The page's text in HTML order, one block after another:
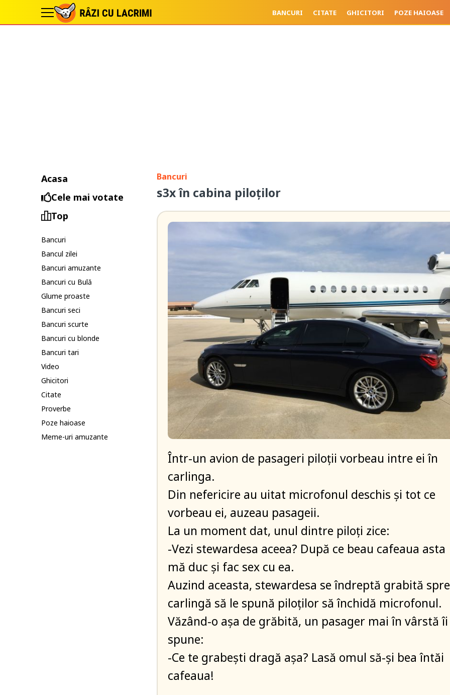
BANCURI CITATE GHICITORI POZE HAIOASE
Acasa
Cele mai votate
Top
Bancuri
Bancul zilei
Bancuri amuzante
Bancuri cu Bulă
Glume proaste
Bancuri seci
Bancuri scurte
Bancuri cu blonde
Bancuri tari
Video
Ghicitori
Citate
Proverbe
Poze haioase
Meme-uri amuzante
Bancuri
s3x în cabina piloților
Într-un avion de pasageri piloții vorbeau intre ei în
carlinga.
Din nefericire au uitat microfonul deschis şi tot ce
vorbeau ei, auzeau pasageii.
La un moment dat, unul dintre piloți zice:
-Vezi stewardesa aceea? După ce beau cafeaua asta
mă duc şi fac sex cu ea.
Auzind aceasta, stewardesa se îndreptă grabită spre
carlingă să le spună piloţilor să închidă microfonul.
Văzând-o aşa de grăbită, un pasager mai în vârstă îi
spune:
-Ce te grabeşti dragă aşa? Lasă omul să-şi bea întăi
cafeaua!